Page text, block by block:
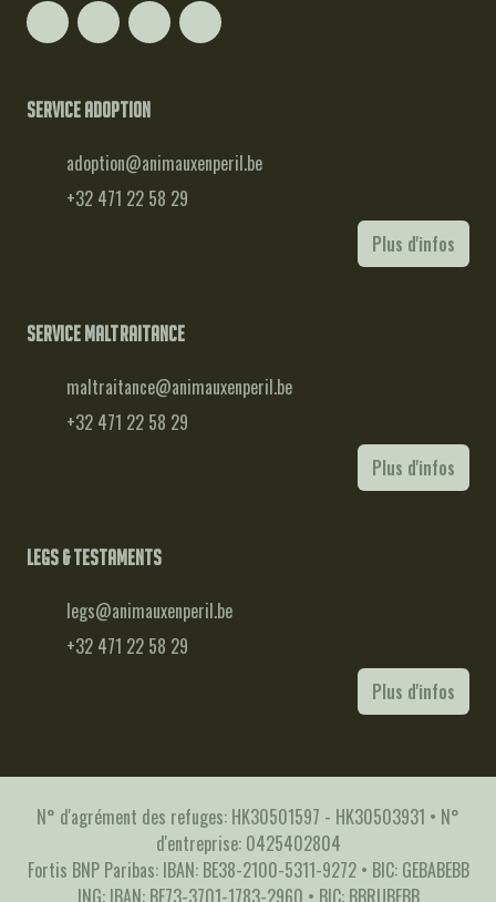
Service adoption
adoption@animauxenperil.be
+32 471 22 58 29
Plus d'infos
Service maltraitance
maltraitance@animauxenperil.be
+32 471 22 58 29
Plus d'infos
Legs & testaments
legs@animauxenperil.be
+32 471 22 58 29
Plus d'infos
N° d'agrément des refuges: HK30501597 - HK30503931 • N°
d'entreprise: 0425402804
Fortis BNP Paribas: IBAN: BE38-2100-5311-9272 • BIC: GEBABEBB